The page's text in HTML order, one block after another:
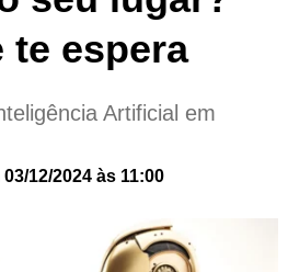
te espera
Artificial em
03/12/2024 às 11:00